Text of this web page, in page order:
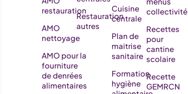
restauration
AMO
nettoyage
AMO pour la
fourniture
de denrées
alimentaires
Restauration
autres
Cuisine
centrale
Plan de
maitrise
sanitaire
Formation
hygiène
collectivité
Recettes
pour
cantine
scolaire
Recette
GEMRCN